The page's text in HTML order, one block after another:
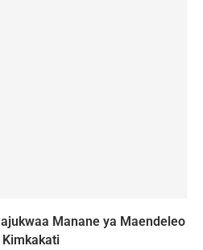
Manane ya Maendeleo
Kimkakati